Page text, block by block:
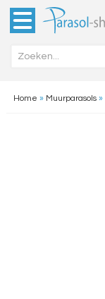
Home » Muurparasols»